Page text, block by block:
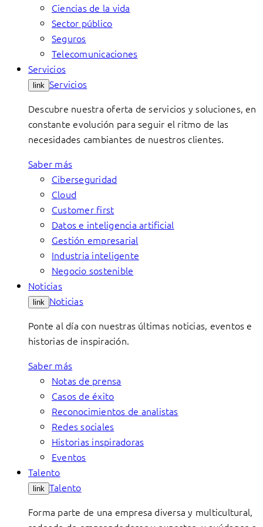
Ciencias de la vida
Sector público
Seguros
Telecomunicaciones
Servicios
link Servicios
Descubre nuestra oferta de servicios y soluciones, en
constante evolución para seguir el ritmo de las
necesidades cambiantes de nuestros clientes.
Saber más
Ciberseguridad
Cloud
Customer first
Datos e inteligencia artificial
Gestión empresarial
Industria inteligente
Negocio sostenible
Noticias
link Noticias
Ponte al día con nuestras últimas noticias, eventos e
historias de inspiración.
Saber más
Notas de prensa
Casos de éxito
Reconocimientos de analistas
Redes sociales
Historias inspiradoras
Eventos
Talento
link Talento
Forma parte de una empresa diversa y multicultural,